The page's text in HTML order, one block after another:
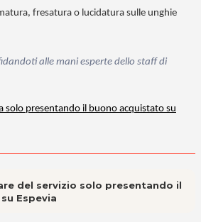
fresatura o lucidatura sulle unghie
alle mani esperte dello staff di
solo presentando il buono acquistato su
del servizio solo presentando il
Espevia